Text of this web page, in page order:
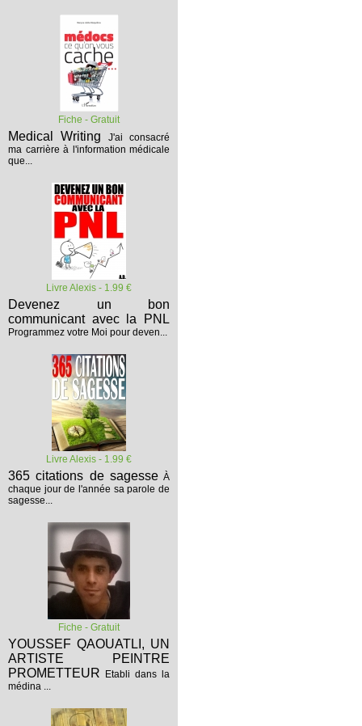
Fiche - Gratuit
Medical Writing
J'ai consacré
ma carrière à l'information médicale
que...
Livre Alexis - 1.99 €
Devenez un bon
communicant avec la PNL
Programmez votre Moi pour deven...
Livre Alexis - 1.99 €
365 citations de sagesse À
chaque jour de l'année sa parole de
sagesse...
Fiche - Gratuit
YOUSSEF QAOUATLI, UN
ARTISTE PEINTRE
PROMETTEUR
Etabli dans la
médina ...